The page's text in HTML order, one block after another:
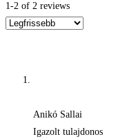
1-2 of 2 reviews
Anikó Sallai
Igazolt tulajdonos